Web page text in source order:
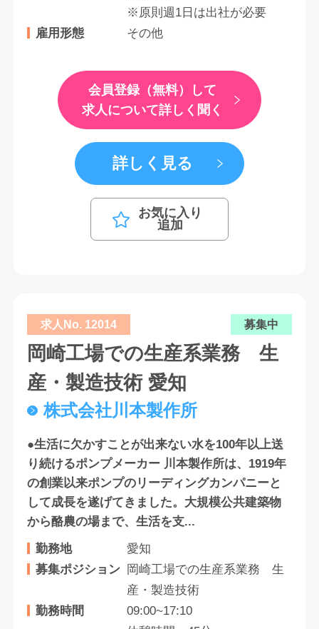
※原則週1日は出社が必要
雇用形態
その他
会員登録（無料）して
求人について詳しく聞く
詳しく見る
お気に入り
追加
求人No. 12014 募集中
岡崎工場での生産系業務 生
産・製造技術 愛知
株式会社川本製作所
●生活に欠かすことが出来ない水を100年以上送
り続けるポンプメーカー 川本製作所は、1919年
の創業以来ポンプのリーディングカンパニーと
して成長を遂げてきました。大規模公共建築物
から酪農の場まで、生活を支...
勤務地
愛知
募集ポジション 岡崎工場での生産系業務 生
産・製造技術
勤務時間
09:00~17:10